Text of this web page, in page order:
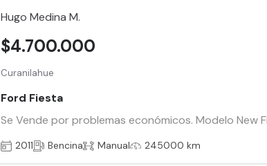
Hugo Medina M.
Curanilahue
Ford Fiesta
Se Vende por problemas económicos. Modelo New
$4.700.000
2011 Bencina Manual 245000 km